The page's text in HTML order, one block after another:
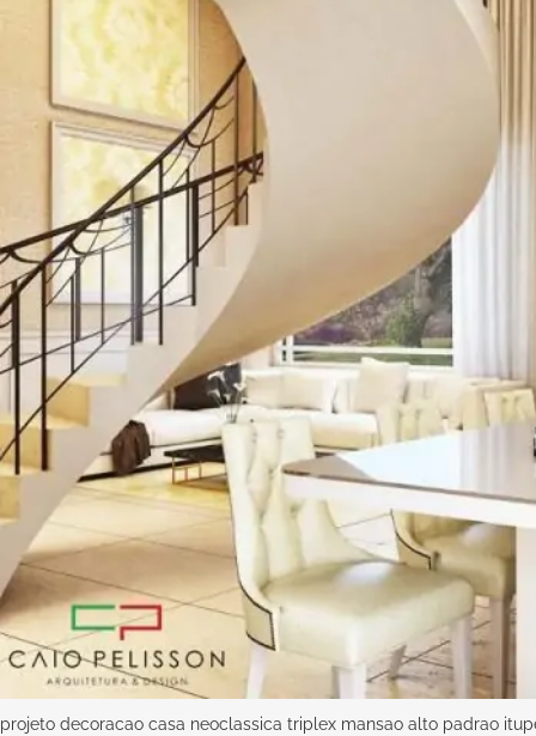
projeto decoracao casa neoclassica triplex mansao alto padrao